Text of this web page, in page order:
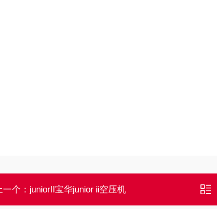
一个： juniorII宝华junior ii空压机